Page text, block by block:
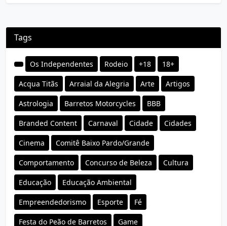
Tags
Os Independentes Rodeio +18 18+
Acqua Titãs Arraial da Alegria Arte Artigos
Astrologia Barretos Motorcycles BBB
Branded Content Carnaval Cidade Cidades
Cinema Comitê Baixo Pardo/Grande
Comportamento Concurso de Beleza Cultura
Educação Educação Ambiental
Empreendedorismo Esporte Fé
Festa do Peão de Barretos Game